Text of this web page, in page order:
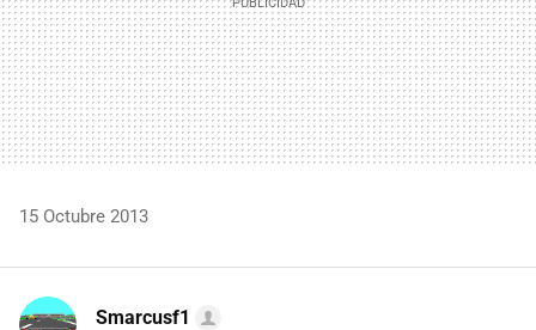
15 Octubre 2013
Smarcusf1